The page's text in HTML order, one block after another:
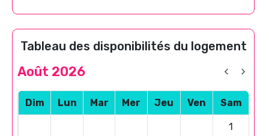
Tableau des disponibilités du logement
Août 2026
Dim Lun Mar Mer Jeu Ven Sam
1